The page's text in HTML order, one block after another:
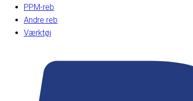
PPM-reb
Andre reb
Værktøj